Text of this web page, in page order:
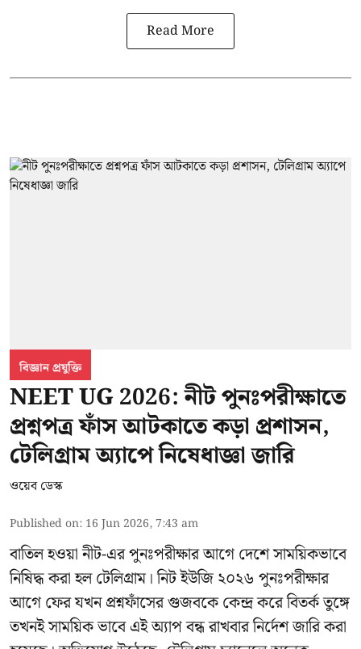
Read More
বিজ্ঞান প্রযুক্তি
NEET UG 2026: নীট পুনঃপরীক্ষাতে
প্রশ্নপত্র ফাঁস আটকাতে কড়া প্রশাসন,
টেলিগ্রাম অ্যাপে নিষেধাজ্ঞা জারি
ওয়েব ডেস্ক
Published on: 16 Jun 2026, 7:43 am
বাতিল হওয়ানীট-এরপুনঃপরীক্ষার আগে দেশে সাময়িকভাবে
নিষিদ্ধ করা হল টেলিগ্রাম। নিট ইউজি ২০২৬ পুনঃপরীক্ষার
আগে ফের যখনপ্রশ্নফাঁসেরগুজবকে কেন্দ্র করে বিতর্ক তুঙ্গে
তখনই সাময়িক ভাবে এই অ্যাপ বন্ধ রাখবার নির্দেশ জারি করা